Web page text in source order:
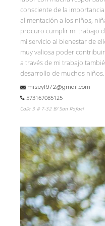
consciente de la
alimentación a los niños,
procuro cumplir mi trabajo
mi servicio al bienestar de
muy valiosa poder
a través de mi trabajo
desarrollo de muchos niños.
misey1972@gmail.com
573167085125
Calle 3 # 7-32 B/ San Rafael